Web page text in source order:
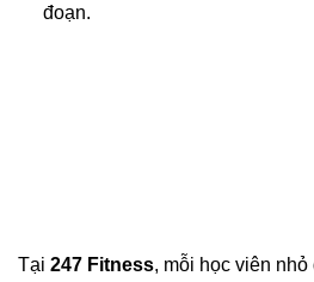
đoạn.
Tại 247 Fitness, mỗi học viên